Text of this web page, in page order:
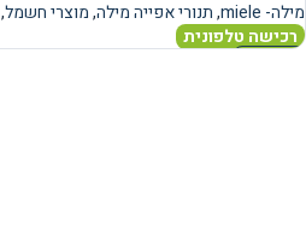
מילה- miele ,תנורי אפייה מילה,מוצרי חשמל,
רכישה טלפונית